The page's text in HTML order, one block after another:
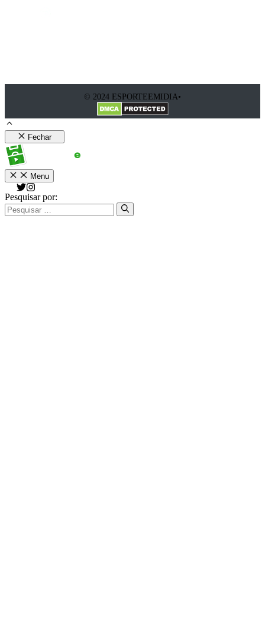
© 2024 ESPORTEEMIDIA•
Fechar
Menu
Pesquisar por: